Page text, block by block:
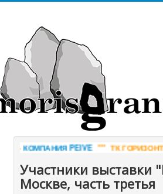
*** ТК ГОРИЗОНТ - ДОБЫЧА И
Участники
Москве, часть третья